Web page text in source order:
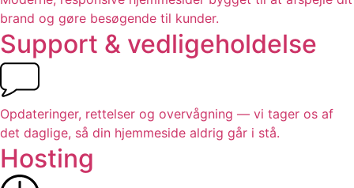
brand og gøre besøgende til kunder.
Support & vedligeholdelse
Opdateringer, rettelser og overvågning — vi tager os af
det daglige, så din hjemmeside aldrig går i stå.
Hosting